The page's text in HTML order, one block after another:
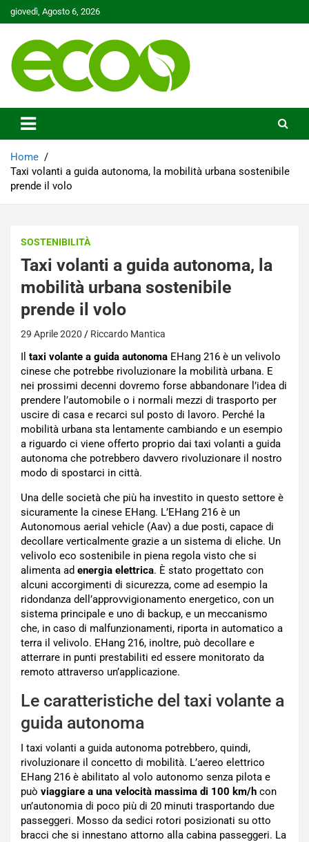
Skip
to
giovedì, Agosto 6, 2026
Ecoo.it
Home
Taxi volanti a guida autonoma, la mobilità urbana sostenibile
prende il volo
SOSTENIBILITÀ
Taxi volanti a guida autonoma, la
mobilità urbana sostenibile
prende il volo
29 Aprile 2020 Riccardo Mantica
Il taxi volante a guida autonoma EHang 216 è un velivolo
cinese che potrebbe rivoluzionare la mobilità urbana. E
nei prossimi decenni dovremo forse abbandonare l’idea di
prendere l’automobile o i normali mezzi di trasporto per
uscire di casa e recarci sul posto di lavoro. Perché la
mobilità urbana sta lentamente cambiando e un esempio
a riguardo ci viene offerto proprio dai taxi volanti a guida
autonoma che potrebbero davvero rivoluzionare il nostro
modo di spostarci in città.
Una delle società che più ha investito in questo settore è
sicuramente la cinese EHang. L’EHang 216 è un
Autonomous aerial vehicle (Aav) a due posti, capace di
decollare verticalmente grazie a un sistema di eliche. Un
velivolo eco sostenibile in piena regola visto che si
alimenta ad energia elettrica. È stato progettato con
alcuni accorgimenti di sicurezza, come ad esempio la
ridondanza dell’approvvigionamento energetico, con un
sistema principale e uno di backup, e un meccanismo
che, in caso di malfunzionamenti, riporta in automatico a
terra il velivolo. EHang 216, inoltre, può decollare e
atterrare in punti prestabiliti ed essere monitorato da
remoto attraverso un’applicazione.
Le caratteristiche del taxi volante a
guida autonoma
I taxi volanti a guida autonoma potrebbero, quindi,
rivoluzionare il concetto di mobilità. L’aereo elettrico
EHang 216 è abilitato al volo autonomo senza pilota e
può viaggiare a una velocità massima di 100 km/h con
un’autonomia di poco più di 20 minuti trasportando due
passeggeri. Mosso da sedici rotori posizionati su otto
bracci che si innestano attorno alla cabina passeggeri. La